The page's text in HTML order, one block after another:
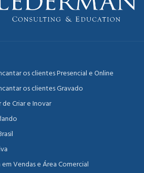
os clientes Presencial e Online
os clientes Gravado
Criar e Inovar
Vendas e Área Comercial